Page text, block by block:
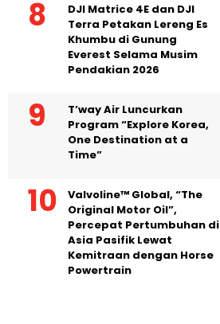
DJI Matrice 4E dan DJI
Terra Petakan Lereng Es
Khumbu di Gunung
Everest Selama Musim
Pendakian 2026
T’way Air Luncurkan
Program “Explore Korea,
One Destination at a
Time”
Valvoline™ Global, “The
Original Motor Oil”,
Percepat Pertumbuhan di
Asia Pasifik Lewat
Kemitraan dengan Horse
Powertrain